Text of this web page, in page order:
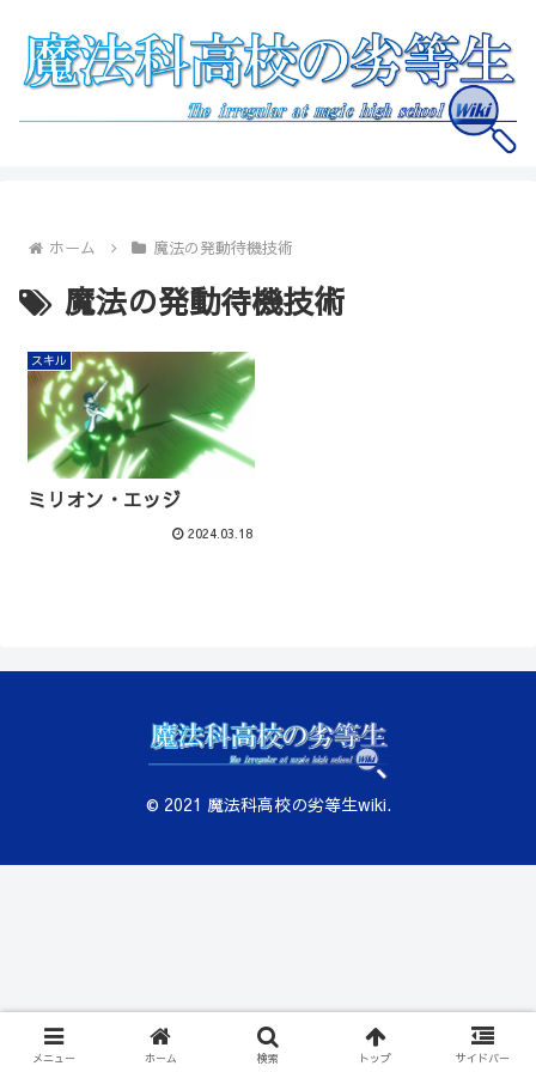
ホーム 魔法の発動待機技術
魔法の発動待機技術
スキル
ミリオン・エッジ
2024.03.18
© 2021 魔法科高校の劣等生wiki.
メニュー ホーム 検索 トップ サイドバー